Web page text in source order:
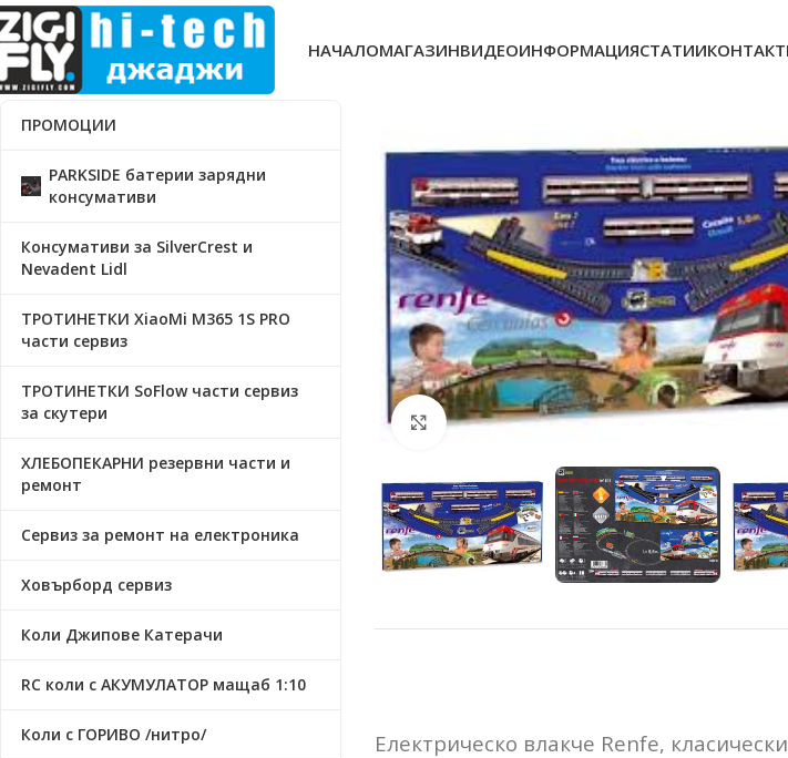
НАЧАЛОМАГАЗИНВИДЕОИНФОРМАЦИЯСТАТИИ
ПРОМОЦИИ
PARKSIDE батерии зарядни
консумативи
Консумативи за SilverCrest и
Nevadent Lidl
ТРОТИНЕТКИ XiaoMi M365 1S PRO
части сервиз
ТРОТИНЕТКИ SoFlow части сервиз
за скутери
ХЛЕБОПЕКАРНИ резервни части и
ремонт
Сервиз за ремонт на електроника
Ховърборд сервиз
Коли Джипове Катерачи
RC коли с АКУМУЛАТОР мащаб 1:10
Коли с ГОРИВО /нитро/
Click to enlarge
Електрическо влакче Renfe,